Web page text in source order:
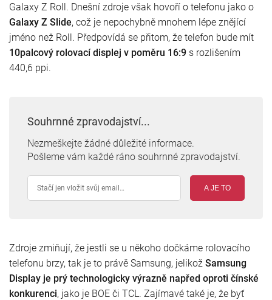
Galaxy Z Roll. Dnešní zdroje však hovoří o telefonu jako o
Galaxy Z Slide, což je nepochybně mnohem lépe znějící
jméno než Roll. Předpovídá se přitom, že telefon bude mít
10palcový rolovací displej v poměru 16:9 s rozlišením
440,6 ppi.
Souhrnné zpravodajství...
Nezmeškejte žádné důležité informace.
Pošleme vám každé ráno souhrnné zpravodajství.
A JE TO
Zdroje zmiňují, že jestli se u někoho dočkáme rolovacího
telefonu brzy, tak je to právě Samsung, jelikož Samsung
Display je prý technologicky výrazně napřed oproti čínské
konkurenci, jako je BOE či TCL. Zajímavé také je, že byť